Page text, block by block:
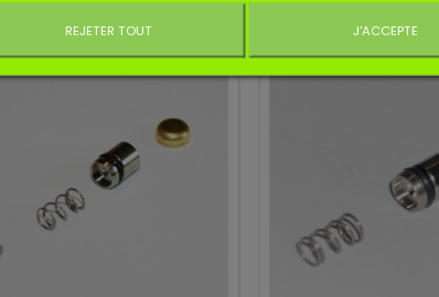
REJETER TOUT J'ACCEPTE
Ne